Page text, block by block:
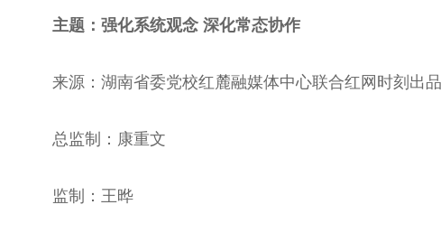
主题：强化系统观念 深化常态协作
来源：湖南省委党校红麓融媒体中心联合红网时刻出品
总监制：康重文
监制：王晔